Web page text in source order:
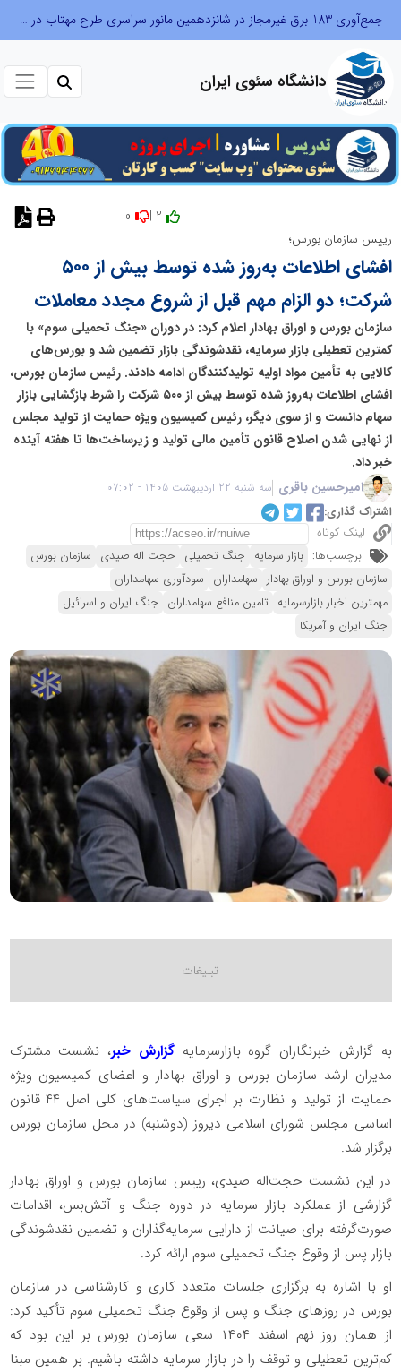
جمع‌آوری 183 برق غیرمجاز در شانزدهمین مانور سراسری طرح مهتاب در استان تهران
دانشگاه سئوی ایران
رییس سازمان بورس؛
افشای اطلاعات به‌روز شده توسط بیش از ۵۰۰
شرکت؛ دو الزام مهم قبل از شروع مجدد معاملات
سازمان بورس و اوراق بهادار اعلام کرد: در دوران «جنگ تحمیلی سوم» با
کمترین تعطیلی بازار سرمایه، نقدشوندگی بازار تضمین شد و بورس‌های
کالایی به تأمین مواد اولیه تولیدکنندگان ادامه دادند. رئیس سازمان بورس،
افشای اطلاعات به‌روز شده توسط بیش از ۵۰۰ شرکت را شرط بازگشایی بازار
سهام دانست و از سوی دیگر، رئیس کمیسیون ویژه حمایت از تولید مجلس
از نهایی شدن اصلاح قانون تأمین مالی تولید و زیرساخت‌ها تا هفته آینده
خبر داد.
امیرحسین باقری سه شنبه 22 اردیبهشت 1405 - 07:02
اشتراک گذاری:
لینک کوتاه
برچسب‌ها: بازار سرمایه جنگ تحمیلی حجت اله صیدی سازمان بورس
سازمان بورس و اوراق بهادار سهامداران سودآوری سهامداران
مهمترین اخبار بازارسرمایه تامین منافع سهامداران جنگ ایران و اسرائیل
جنگ ایران و آمریکا
به گزارش خبرنگاران گروه بازارسرمایه گزارش خبر، نشست مشترک
مدیران ارشد سازمان بورس و اوراق بهادار و اعضای کمیسیون ویژه
حمایت از تولید و نظارت بر اجرای سیاست‌های کلی اصل ۴۴ قانون
اساسی مجلس شورای اسلامی دیروز (دوشنبه) در محل سازمان بورس
برگزار شد.
در این نشست حجت‌اله صیدی، رییس سازمان بورس و اوراق بهادار
گزارشی از عملکرد بازار سرمایه در دوره جنگ و آتش‌بس، اقدامات
صورت‌گرفته برای صیانت از دارایی سرمایه‌گذاران و تضمین نقدشوندگی
بازار پس از وقوع جنگ تحمیلی سوم ارائه کرد.
او با اشاره به برگزاری جلسات متعدد کاری و کارشناسی در سازمان
بورس در روز‌های جنگ و پس از وقوع جنگ تحمیلی سوم تأکید کرد:
از همان روز نهم اسفند ۱۴۰۴ سعی سازمان بورس بر این بود که
کم‌ترین تعطیلی و توقف را در بازار سرمایه داشته باشیم. بر همین مبنا